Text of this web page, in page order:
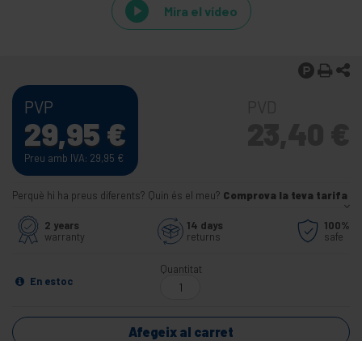
Mira el vídeo
PVP
29,95 €
Preu amb IVA: 29,95 €
Perquè hi ha preus diferents? Quin és el meu? Comprova la teva tarifa
2 years
warranty
14 days
returns
100%
safe
En estoc
Quantitat
Afegeix al carret